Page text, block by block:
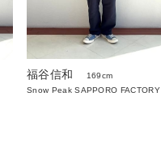
福谷信和
169cm
Snow Peak SAPPORO FACTORY